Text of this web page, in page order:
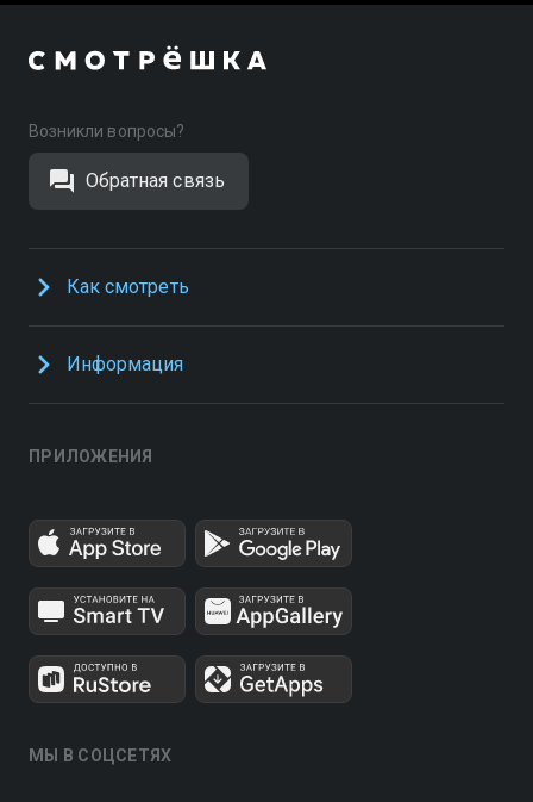
Возникли вопросы?
Обратная связь
Как смотреть
Информация
ПРИЛОЖЕНИЯ
МЫ В СОЦСЕТЯХ